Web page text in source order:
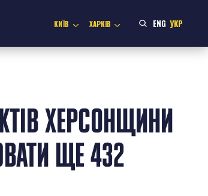
КИЇВ ХАРКІВ ENG УКР
ХЕРСОНЩИНИ
ЩЕ 432